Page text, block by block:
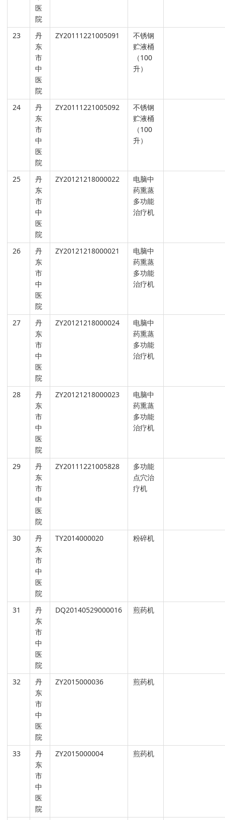
医
院
23
丹
东
市
中
医
院
ZY20111221005091
不锈钢
贮液桶
（100
升）
24
丹
东
市
中
医
院
ZY20111221005092
不锈钢
贮液桶
（100
升）
25
丹
东
市
中
医
院
ZY20121218000022
电脑中
药熏蒸
多功能
治疗机
26
丹
东
市
中
医
院
ZY20121218000021
电脑中
药熏蒸
多功能
治疗机
27
丹
东
市
中
医
院
ZY20121218000024
电脑中
药熏蒸
多功能
治疗机
28
丹
东
市
中
医
院
ZY20121218000023
电脑中
药熏蒸
多功能
治疗机
29
丹
东
市
中
医
院
ZY20111221005828
多功能
点穴治
疗机
30
丹
东
市
中
医
院
TY2014000020 粉碎机
31
丹
东
市
中
医
院
DQ20140529000016 煎药机
32
丹
东
市
中
医
院
ZY2015000036 煎药机
33
丹
东
市
中
医
院
ZY2015000004 煎药机